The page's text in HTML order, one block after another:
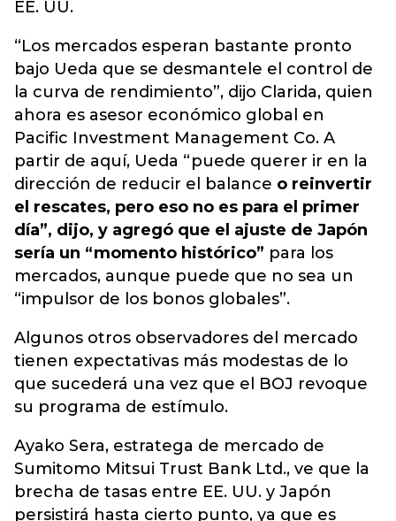
EE. UU.
“Los mercados esperan bastante pronto
bajo Ueda que se desmantele el control de
la curva de rendimiento”, dijo Clarida, quien
ahora es asesor económico global en
Pacific Investment Management Co. A
partir de aquí, Ueda “puede querer ir en la
dirección de reducir el balance o reinvertir
el rescates, pero eso no es para el primer
día”, dijo, y agregó que el ajuste de Japón
sería un “momento histórico” para los
mercados, aunque puede que no sea un
“impulsor de los bonos globales”.
Algunos otros observadores del mercado
tienen expectativas más modestas de lo
que sucederá una vez que el BOJ revoque
su programa de estímulo.
Ayako Sera, estratega de mercado de
Sumitomo Mitsui Trust Bank Ltd., ve que la
brecha de tasas entre EE. UU. y Japón
persistirá hasta cierto punto, ya que es